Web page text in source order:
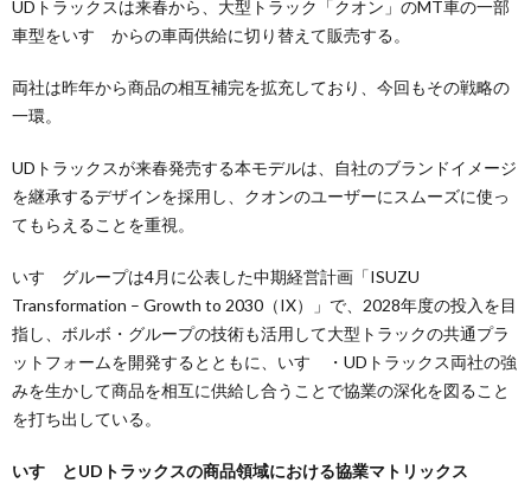
UDトラックスは来春から、大型トラック「クオン」のMT車の一部
車型をいすゞからの車両供給に切り替えて販売する。
両社は昨年から商品の相互補完を拡充しており、今回もその戦略の
一環。
UDトラックスが来春発売する本モデルは、自社のブランドイメージ
を継承するデザインを採用し、クオンのユーザーにスムーズに使っ
てもらえることを重視。
いすゞグループは4月に公表した中期経営計画「ISUZU
Transformation – Growth to 2030（IX）」で、2028年度の投入を目
指し、ボルボ・グループの技術も活用して大型トラックの共通プラ
ットフォームを開発するとともに、いすゞ・UDトラックス両社の強
みを生かして商品を相互に供給し合うことで協業の深化を図ること
を打ち出している。
いすゞとUDトラックスの商品領域における協業マトリックス